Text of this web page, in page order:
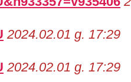
2024.02.01 g. 17:29
2024.02.01 g. 17:29